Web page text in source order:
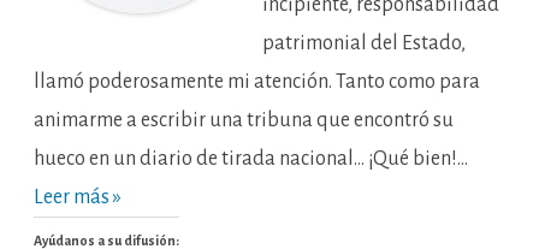
incipiente, responsabilidad
patrimonial del Estado,
llamó poderosamente mi atención. Tanto como para
animarme a escribir una tribuna que encontró su
hueco en un diario de tirada nacional… ¡Qué bien!…
Leer más »
Ayúdanos a su difusión: